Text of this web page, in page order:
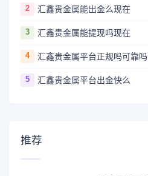
2 汇鑫贵金属能出金么现在
3 汇鑫贵金属能提现吗现在
4 汇鑫贵金属平台正规吗可靠吗
5 汇鑫贵金属平台出金快么
推荐